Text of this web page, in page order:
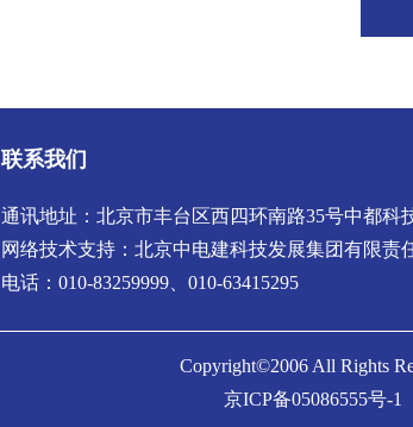
联系我们
通讯地址：北京市丰台区西四环南路35号中都
网络技术支持： 北京中电建科技发展集团有限责
电话：010-83259999、010-63415295
Copyright©2006 All Rights
京ICP备05086555号-1